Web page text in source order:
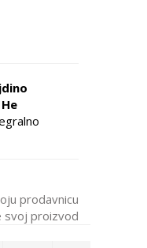
prodavnicu
svoj proizvod